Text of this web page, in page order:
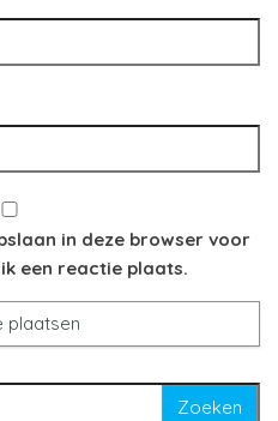
in deze browser voor
een reactie plaats.